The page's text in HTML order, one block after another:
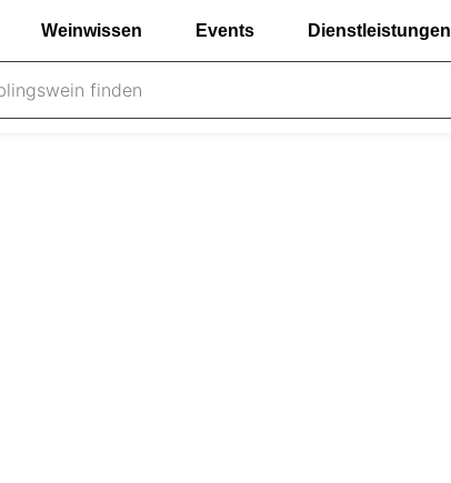
Weinwissen Events Dienstleistungen